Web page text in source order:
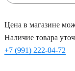
Цена в магазине
Наличие товара
+7 (991) 222-04-72